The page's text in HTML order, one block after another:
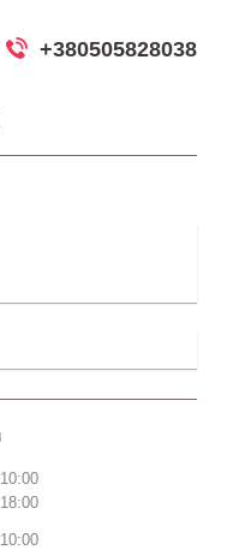
+380505828038
10:00
18:00
10:00